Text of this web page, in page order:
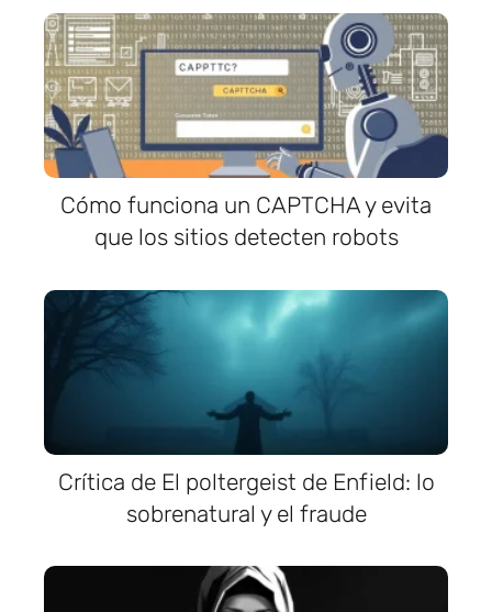
Cómo funciona un CAPTCHA y evita
que los sitios detecten robots
Crítica de El poltergeist de Enfield: lo
sobrenatural y el fraude